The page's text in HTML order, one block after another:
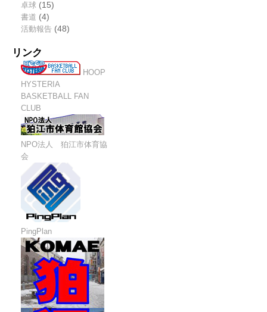
卓球 (15)
書道 (4)
活動報告(48)
リンク
HOOP
HYSTERIA
BASKETBALL FAN
CLUB
NPO法人 狛江市体育協
会
PingPlan